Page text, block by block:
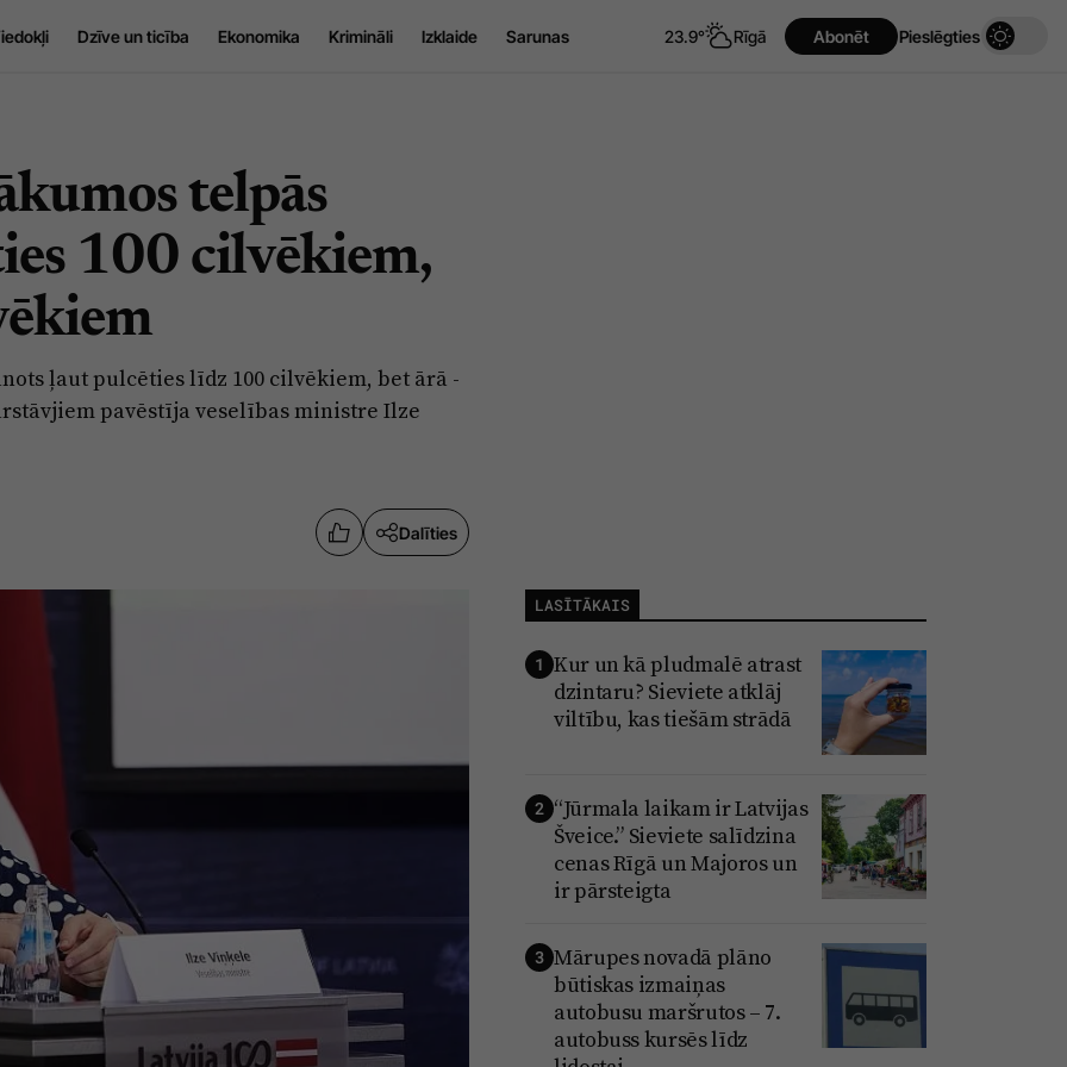
Dzīve un ticība Ekonomika Krimināli Izklaide Sarunas 23.9° Rīgā Abonēt Pieslēgties
telpās
100 cilvēkiem,
ļaut pulcēties līdz 100 cilvēkiem, bet ārā -
pavēstīja veselības ministre Ilze
Dalīties
LASĪTĀKAIS
1 Kur un kā pludmalē atrast
dzintaru? Sieviete atklāj
viltību, kas tiešām strādā
2 “Jūrmala laikam ir Latvijas
Šveice.” Sieviete salīdzina
cenas Rīgā un Majoros un
ir pārsteigta
3 Mārupes novadā plāno
būtiskas izmaiņas
autobusu maršrutos – 7.
autobuss kursēs līdz